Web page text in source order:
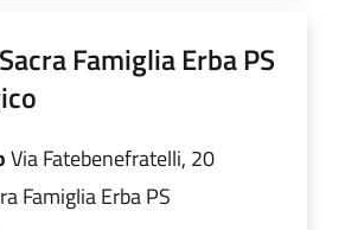
Famiglia Erba PS
Via Fatebenefratelli, 20
Famiglia Erba PS